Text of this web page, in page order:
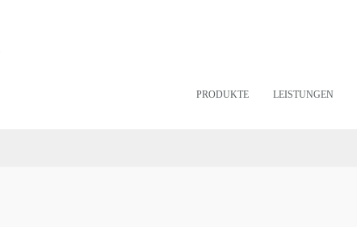
PRODUKTE LEISTUNGEN